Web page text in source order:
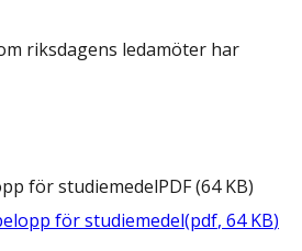
riksdagens ledamöter har
för studiemedelPDF(64 KB)
för studiemedel(pdf, 64 KB)